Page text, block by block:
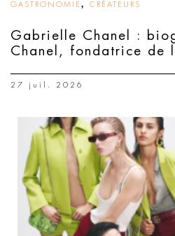
GASTRONOMIE , CRÉATEURS
Gabrielle Chanel :
Chanel, fondatrice de
27 juil. 2026